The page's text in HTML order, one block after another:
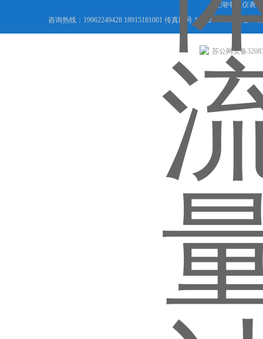
金湖中原仪表
咨询热线：19962249428 18915181001 传真同号 19962249428 地址
苏公网安备